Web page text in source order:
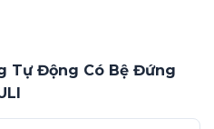
Tự Động Có Bệ Đứng